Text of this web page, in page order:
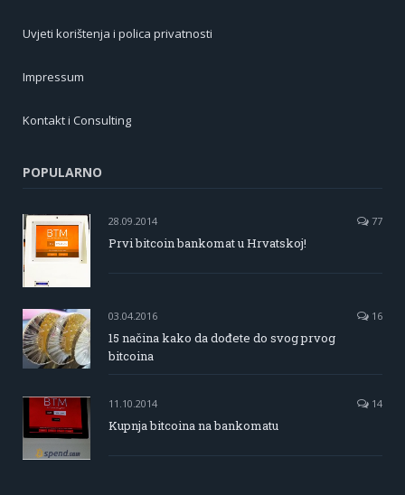
Uvjeti korištenja i polica privatnosti
Impressum
Kontakt i Consulting
POPULARNO
28.09.2014 77
Prvi bitcoin bankomat u Hrvatskoj!
03.04.2016 16
15 načina kako da dođete do svog prvog
bitcoina
11.10.2014 14
Kupnja bitcoina na bankomatu